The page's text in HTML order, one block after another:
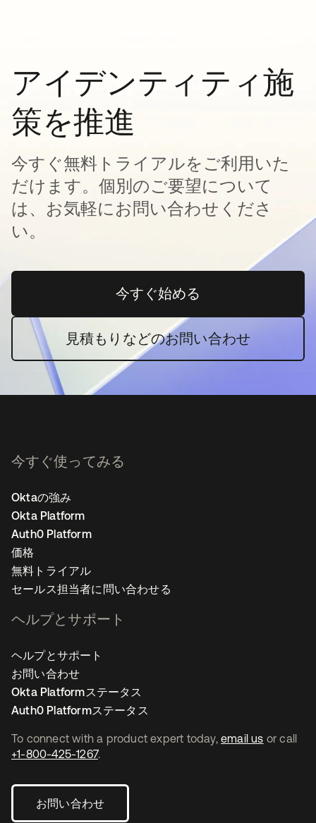
アイデンティティ施
策を推進
今すぐ無料トライアルをご利用いた
だけます。個別のご要望について
は、お気軽にお問い合わせくださ
い。
今すぐ始める新しいタブで開く
見積もりなどのお問い合わせ
To connect with a product expert today, email us or call
+1-800-425-1267.
お問い合わせ
今すぐ使ってみる
Oktaの強み
Okta Platform
Auth0 Platform
価格
無料トライアル
セールス担当者に問い合わせる
ヘルプとサポート
ヘルプとサポート
お問い合わせ
Okta Platformステータス
Auth0 Platformステータス